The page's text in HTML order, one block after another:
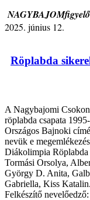
2025. június 12.
Röplabda
A Nagybajomi
röplabda csapata
Országos Bajnoki
nevük e
Diákolimpia Röplabda
Tormási Orsolya,
György D. Anita,
Gabriella, Kiss Katalin.
Felkészítő